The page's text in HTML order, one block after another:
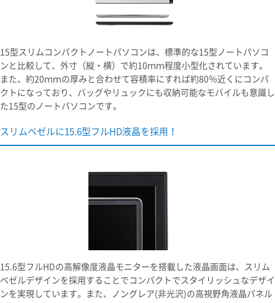
15型スリムコンパクトノートパソコンは、標準的な15型ノートパソコ
ンと比較して、外寸（縦・横）で約10ｍｍ程度小型化されています。
また、約20ｍｍの厚みと合わせて容積率にすれば約80％近くにコンパ
クトになっており、バッグやリュックにも収納可能なモバイルも意識し
た15型のノートパソコンです。
スリムベゼルに15.6型フルHD液晶を採用！
15.6型フルHDの高解像度液晶モニターを搭載した液晶画面は、スリム
ベゼルデザインを採用することでコンパクトでスタイリッシュなデザイ
ンを実現しています。また、ノングレア(非光沢)の高視野角液晶パネル